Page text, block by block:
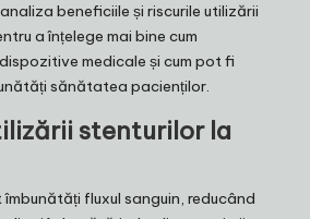
beneficiile și riscurile utilizării
a înțelege mai bine cum
medicale și cum pot fi
sănătatea pacienților.
stenturilor la
fluxul sanguin, reducând